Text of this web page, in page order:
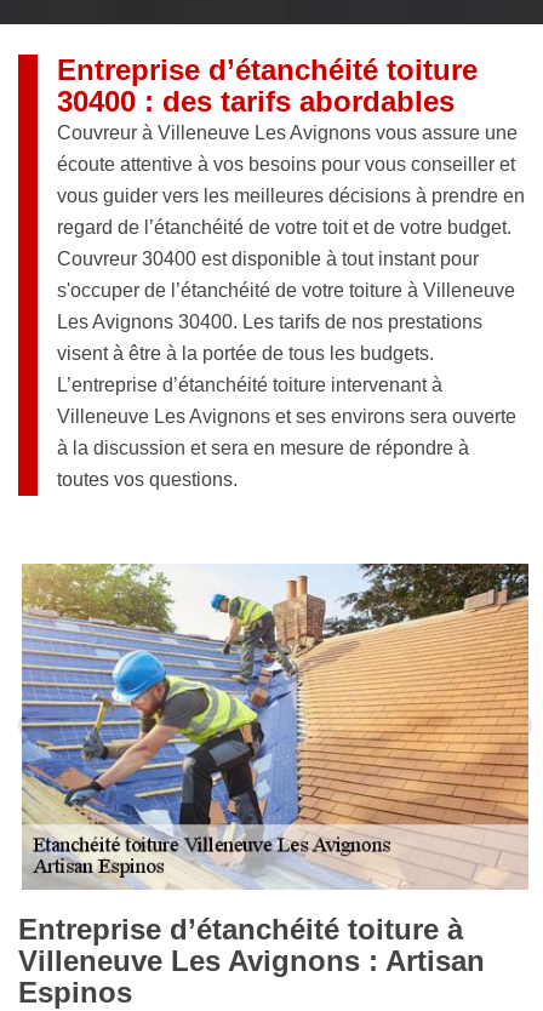
Entreprise d’étanchéité toiture
30400 : des tarifs abordables
Couvreur à Villeneuve Les Avignons vous assure une
écoute attentive à vos besoins pour vous conseiller et
vous guider vers les meilleures décisions à prendre en
regard de l’étanchéité de votre toit et de votre budget.
Couvreur 30400 est disponible à tout instant pour
s'occuper de l’étanchéité de votre toiture à Villeneuve
Les Avignons 30400. Les tarifs de nos prestations
visent à être à la portée de tous les budgets.
L’entreprise d’étanchéité toiture intervenant à
Villeneuve Les Avignons et ses environs sera ouverte
à la discussion et sera en mesure de répondre à
toutes vos questions.
Entreprise d’étanchéité toiture à
Villeneuve Les Avignons : Artisan
Espinos